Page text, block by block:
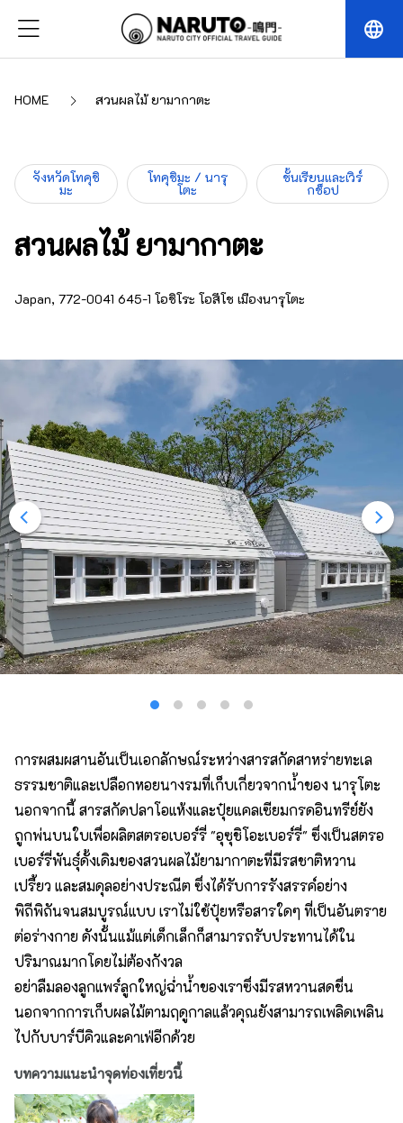
language
HOME สวนผลไม้ ยามากาตะ
จังหวัดโทคุชิ
มะ
โทคุชิมะ / นารุ
โตะ
ชั้นเรียนและเวิร์
กช็อป
สวนผลไม้ ยามากาตะ
Japan, 772-0041 645-1 โอชิโระ โอสึโช เมืองนารุโตะ
การผสมผสานอันเป็นเอกลักษณ์ระหว่างสารสกัดสาหร่ายทะเล
ธรรมชาติและเปลือกหอยนางรมที่เก็บเกี่ยวจากน้ำของ นารุโตะ
นอกจากนี้ สารสกัดปลาโอแห้งและปุ๋ยแคลเซียมกรดอินทรีย์ยัง
ถูกพ่นบนใบเพื่อผลิตสตรอเบอร์รี่ "อุซุชิโอะเบอร์รี่" ซึ่งเป็นสตรอ
เบอร์รี่พันธุ์ดั้งเดิมของสวนผลไม้ยามากาตะที่มีรสชาติหวาน
เปรี้ยว และสมดุลอย่างประณีต ซึ่งได้รับการรังสรรค์อย่าง
พิถีพิถันจนสมบูรณ์แบบ เราไม่ใช้ปุ๋ยหรือสารใดๆ ที่เป็นอันตราย
ต่อร่างกาย ดังนั้นแม้แต่เด็กเล็กก็สามารถรับประทานได้ใน
ปริมาณมากโดยไม่ต้องกังวล
อย่าลืมลองลูกแพร์ลูกใหญ่ฉ่ำน้ำของเราซึ่งมีรสหวานสดชื่น
นอกจากการเก็บผลไม้ตามฤดูกาลแล้วคุณยังสามารถเพลิดเพลิน
ไปกับบาร์บีคิวและคาเฟ่อีกด้วย
บทความแนะนำจุดท่องเที่ยวนี้